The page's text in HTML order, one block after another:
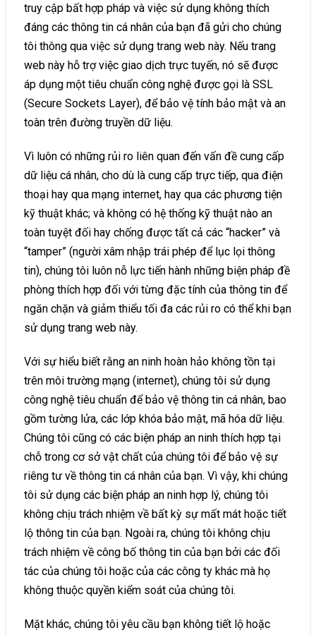
truy cập bất hợp pháp và việc sử dụng không thích
đáng các thông tin cá nhân của bạn đã gửi cho chúng
tôi thông qua việc sử dụng trang web này. Nếu trang
web này hỗ trợ việc giao dịch trực tuyến, nó sẽ được
áp dụng một tiêu chuẩn công nghệ được gọi là SSL
(Secure Sockets Layer), để bảo vệ tính bảo mật và an
toàn trên đường truyền dữ liệu.
Vì luôn có những rủi ro liên quan đến vấn đề cung cấp
dữ liệu cá nhân, cho dù là cung cấp trực tiếp, qua điện
thoại hay qua mạng internet, hay qua các phương tiện
kỹ thuật khác; và không có hệ thống kỹ thuật nào an
toàn tuyệt đối hay chống được tất cả các “hacker” và
“tamper” (người xâm nhập trái phép để lục lọi thông
tin), chúng tôi luôn nỗ lực tiến hành những biện pháp đề
phòng thích hợp đối với từng đặc tính của thông tin để
ngăn chặn và giảm thiểu tối đa các rủi ro có thể khi bạn
sử dụng trang web này.
Với sự hiểu biết rằng an ninh hoàn hảo không tồn tại
trên môi trường mạng (internet), chúng tôi sử dụng
công nghệ tiêu chuẩn để bảo vệ thông tin cá nhân, bao
gồm tường lửa, các lớp khóa bảo mật, mã hóa dữ liệu.
Chúng tôi cũng có các biện pháp an ninh thích hợp tại
chỗ trong cơ sở vật chất của chúng tôi để bảo vệ sự
riêng tư về thông tin cá nhân của bạn. Vì vậy, khi chúng
tôi sử dụng các biện pháp an ninh hợp lý, chúng tôi
không chịu trách nhiệm về bất kỳ sự mất mát hoặc tiết
lộ thông tin của bạn. Ngoài ra, chúng tôi không chịu
trách nhiệm về công bố thông tin của bạn bởi các đối
tác của chúng tôi hoặc của các công ty khác mà họ
không thuộc quyền kiểm soát của chúng tôi.
Mặt khác, chúng tôi yêu cầu bạn không tiết lộ hoặc